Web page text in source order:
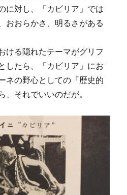
に対し、「カビリア」では
おおらかさ、明るさがある
ける隠れたテーマがグリフ
したら、「カビリア」にお
ネの野心としての『歴史的
、それでいいのだが。